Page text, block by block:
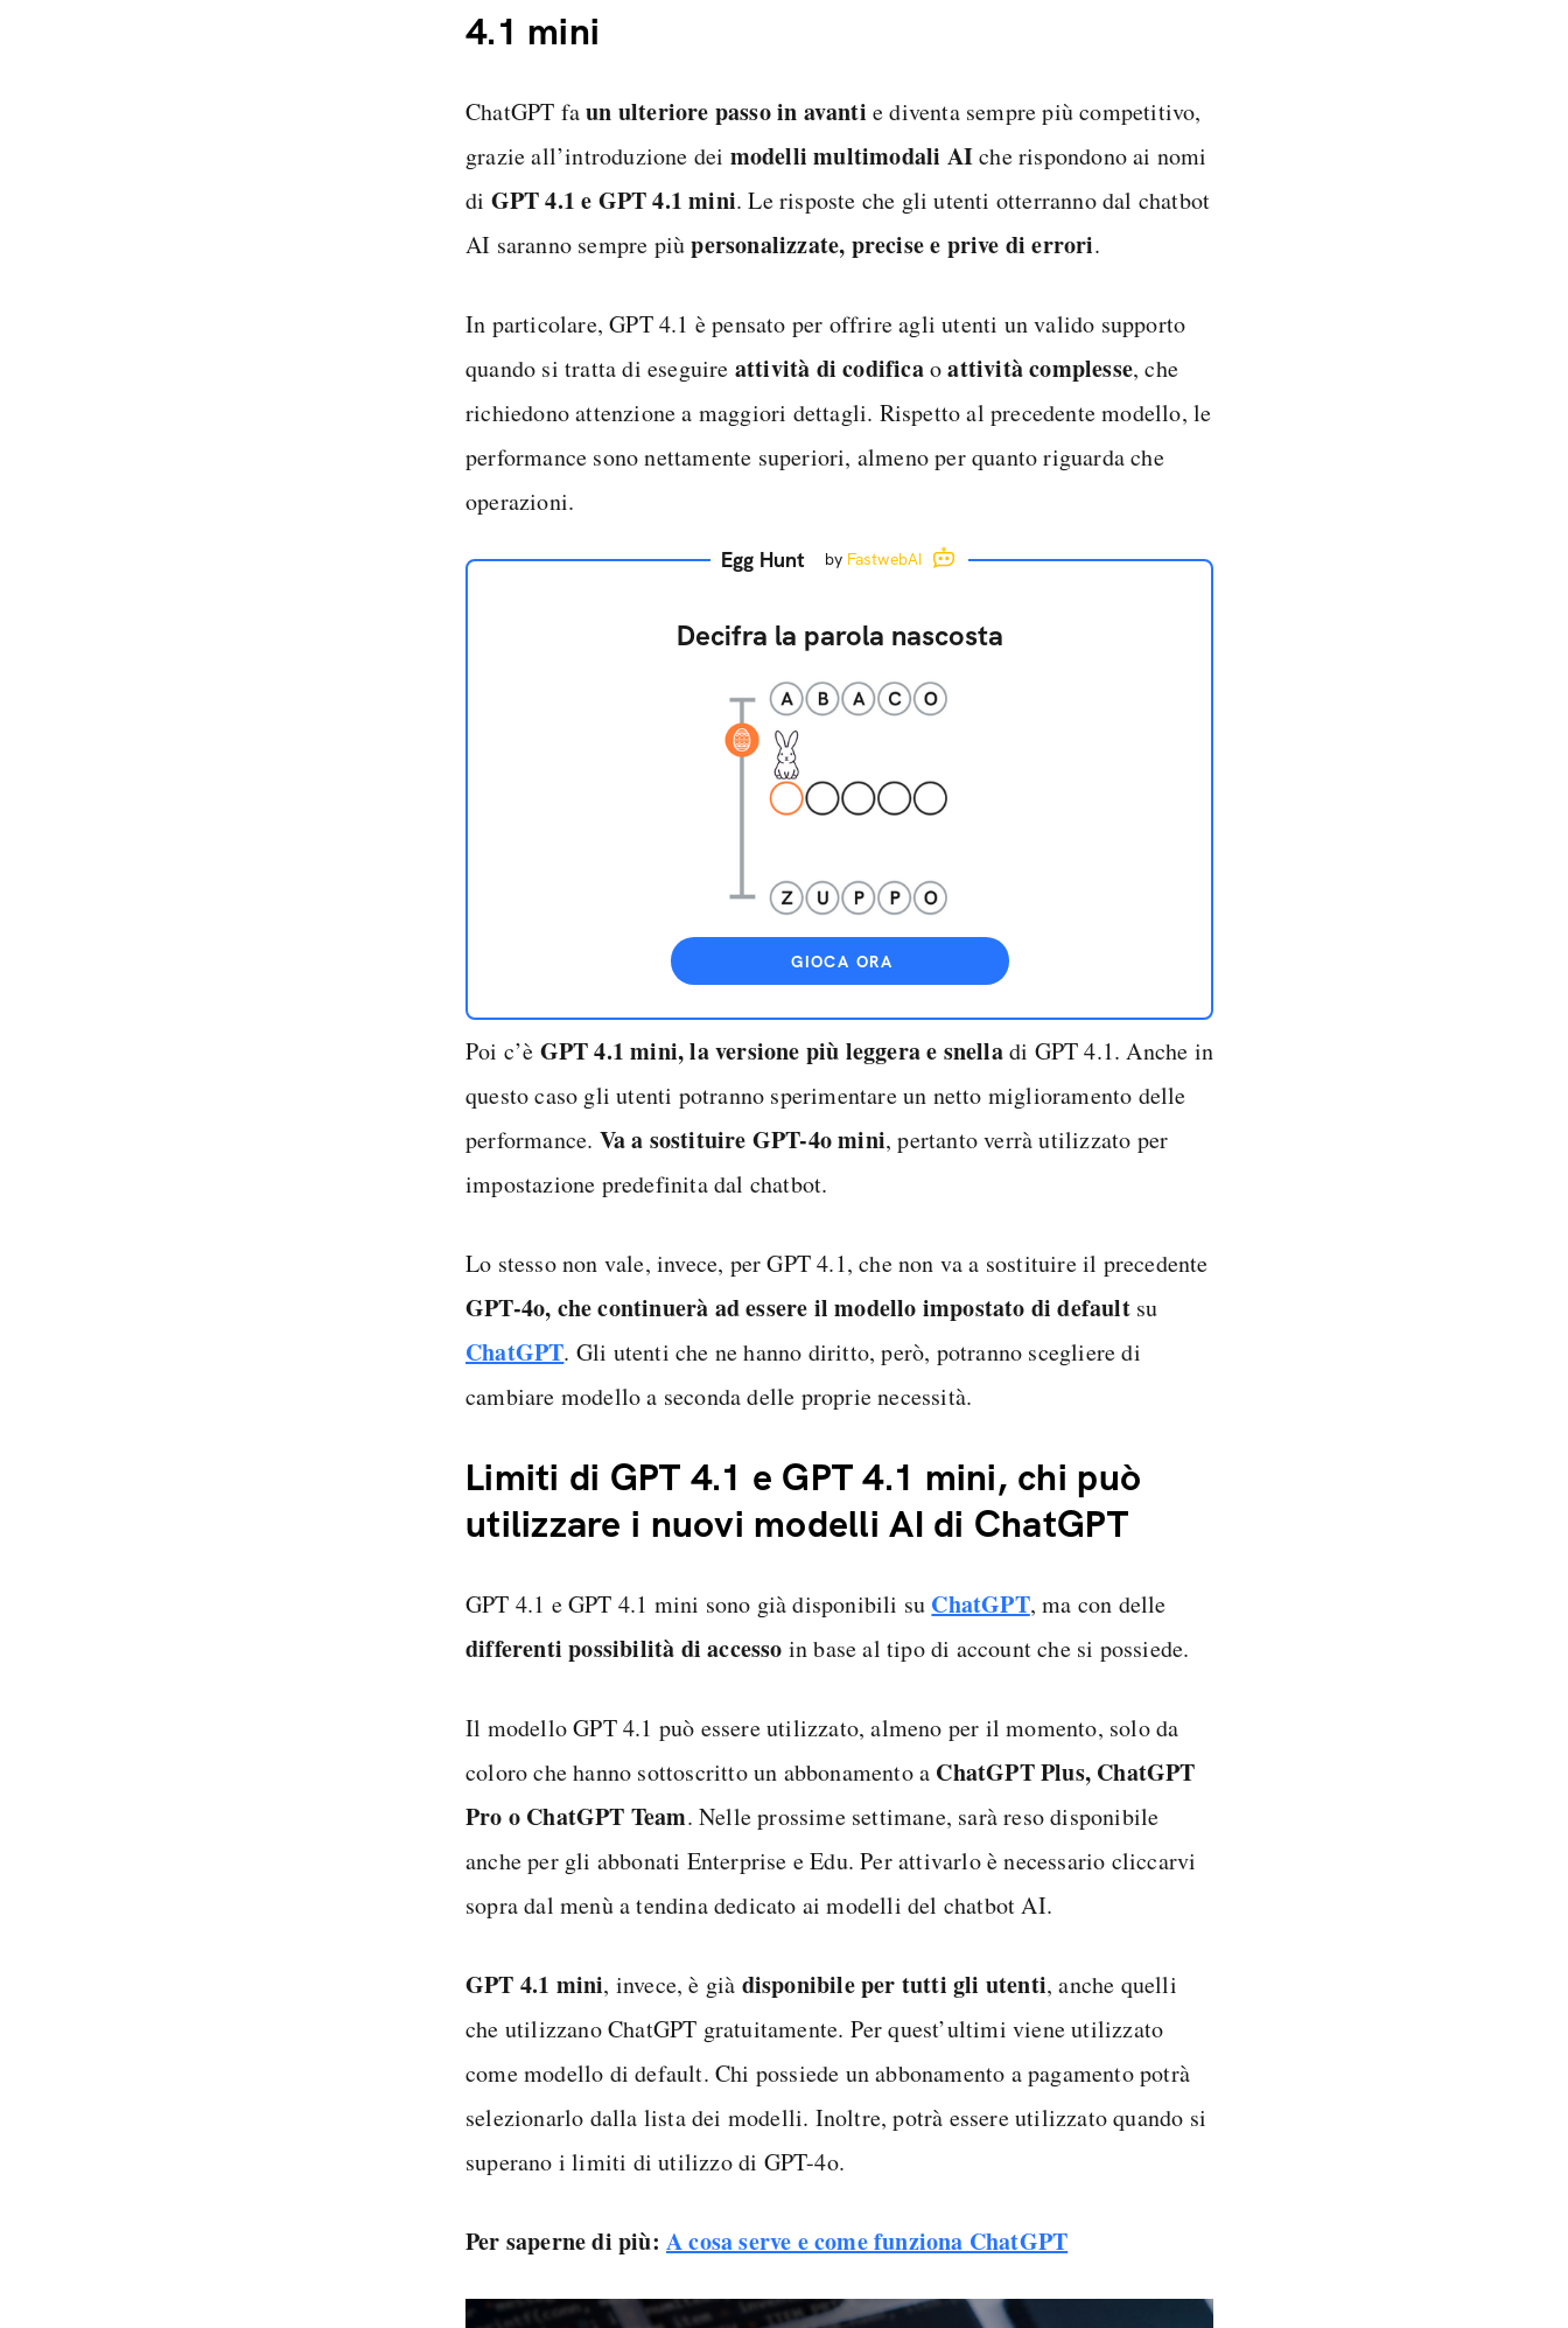
4.1 mini
ChatGPT faun ulteriore passo in avanti e diventa sempre più competitivo,
grazie all’introduzione dei modelli multimodali AIche rispondono ai nomi
di GPT 4.1 e GPT 4.1 mini. Le risposte che gli utenti otterranno dal chatbot
AI saranno sempre piùpersonalizzate, precise e prive di errori.
In particolare, GPT 4.1 è pensato per offrire agli utenti un valido supporto
quando si tratta di eseguire attività di codificaoattività complesse, che
richiedono attenzione a maggiori dettagli. Rispetto al precedente modello, le
performance sono nettamente superiori, almeno per quanto riguarda che
operazioni.
Egg Hunt by FastwebAI
Decifra la parola nascosta
GIOCA ORA
Poi c’è GPT 4.1 mini, la versione più leggera e snelladi GPT 4.1. Anche in
questo caso gli utenti potranno sperimentare un netto miglioramento delle
performance. Va a sostituire GPT-4o mini, pertanto verrà utilizzato per
impostazione predefinita dal chatbot.
Lo stesso non vale, invece, per GPT 4.1, che non va a sostituire il precedente
GPT-4o, che continuerà ad essere il modello impostato di defaultsu
ChatGPT. Gli utenti che ne hanno diritto, però, potranno scegliere di
cambiare modello a seconda delle proprie necessità.
Limiti di GPT 4.1 e GPT 4.1 mini, chi può
utilizzare i nuovi modelli AI di ChatGPT
GPT 4.1 e GPT 4.1 mini sono già disponibili su ChatGPT, ma con delle
differenti possibilità di accesso in base al tipo di account che si possiede.
Il modello GPT 4.1 può essere utilizzato, almeno per il momento, solo da
coloro che hanno sottoscritto un abbonamento a ChatGPT Plus, ChatGPT
Pro o ChatGPT Team. Nelle prossime settimane, sarà reso disponibile
anche per gli abbonati Enterprise e Edu. Per attivarlo è necessario cliccarvi
sopra dal menù a tendina dedicato ai modelli del chatbot AI.
GPT 4.1 mini, invece, è già disponibile per tutti gli utenti, anche quelli
che utilizzano ChatGPT gratuitamente. Per quest’ultimi viene utilizzato
come modello di default. Chi possiede un abbonamento a pagamento potrà
selezionarlo dalla lista dei modelli. Inoltre, potrà essere utilizzato quando si
superano i limiti di utilizzo di GPT-4o.
Per saperne di più: A cosa serve e come funziona ChatGPT